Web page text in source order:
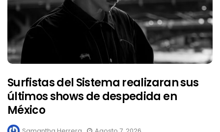
Surfistas del Sistema realizaran sus
últimos shows de despedida en
México